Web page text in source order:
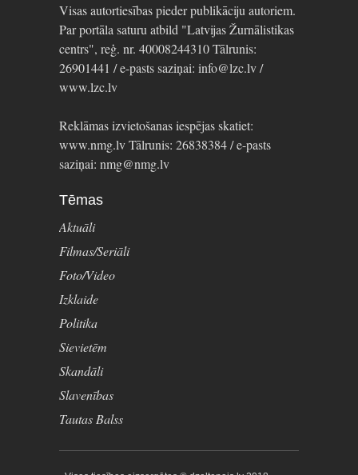
Visas autortiesības pieder publikāciju autoriem.
Par portāla saturu atbild "Latvijas Žurnālistikas
centrs", reģ. nr. 40008244310 Tālrunis:
26901441 / e-pasts saziņai: info@lzc.lv /
www.lzc.lv
Reklāmas izvietošanas iespējas skatiet:
www.nmg.lv Tālrunis: 26838384 / e-pasts
saziņai: nmg@nmg.lv
Tēmas
Aktuāli
Filmas/Seriāli
Foto/Video
Izklaide
Politika
Sievietēm
Skandāli
Slavenības
Tautas Balss